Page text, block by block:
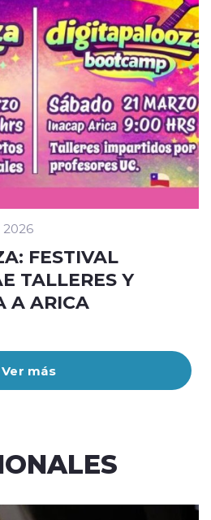
Ver más
2026
FESTIVAL
TALLERES Y
A ARICA